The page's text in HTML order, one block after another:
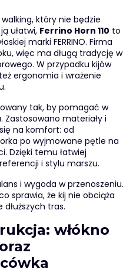
który nie będzie
ułatwi, Ferrino Horn 110 to
marki FERRINO. Firma
więc ma długą tradycję w
W przypadku kijów
ergonomia i wrażenie
tak, by pomagać w
materiały i
na komfort: od
po wyjmowane pętle na
Dzięki temu łatwiej
i stylu marszu.
i wygoda w przenoszeniu.
sprawia, że kij nie obciąża
tras.
włókno